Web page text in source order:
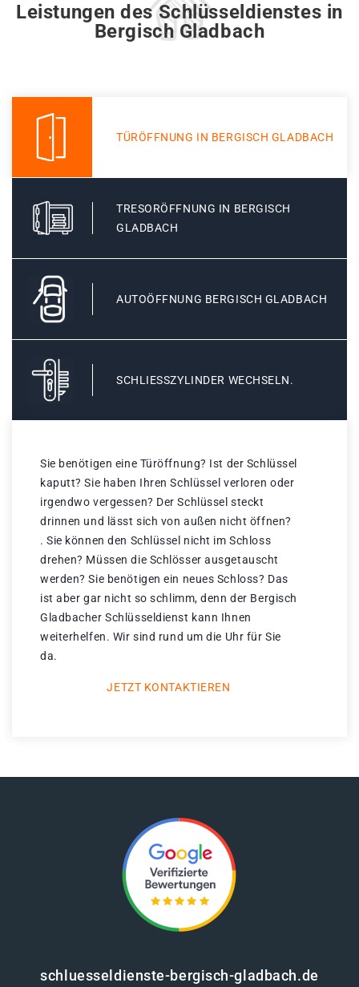
Leistungen des Schlüsseldienstes in
Bergisch Gladbach
TÜRÖFFNUNG IN BERGISCH GLADBACH
TRESORÖFFNUNG IN BERGISCH
GLADBACH
AUTOÖFFNUNG BERGISCH GLADBACH
SCHLIESSZYLINDER WECHSELN.
Sie benötigen eine Türöffnung? Ist der Schlüssel
kaputt? Sie haben Ihren Schlüssel verloren oder
irgendwo vergessen? Der Schlüssel steckt
drinnen und lässt sich von außen nicht öffnen?
. Sie können den Schlüssel nicht im Schloss
drehen? Müssen die Schlösser ausgetauscht
werden? Sie benötigen ein neues Schloss? Das
ist aber gar nicht so schlimm, denn der Bergisch
Gladbacher Schlüsseldienst kann Ihnen
weiterhelfen. Wir sind rund um die Uhr für Sie
da.
JETZT KONTAKTIEREN
schluesseldienste-bergisch-gladbach.de